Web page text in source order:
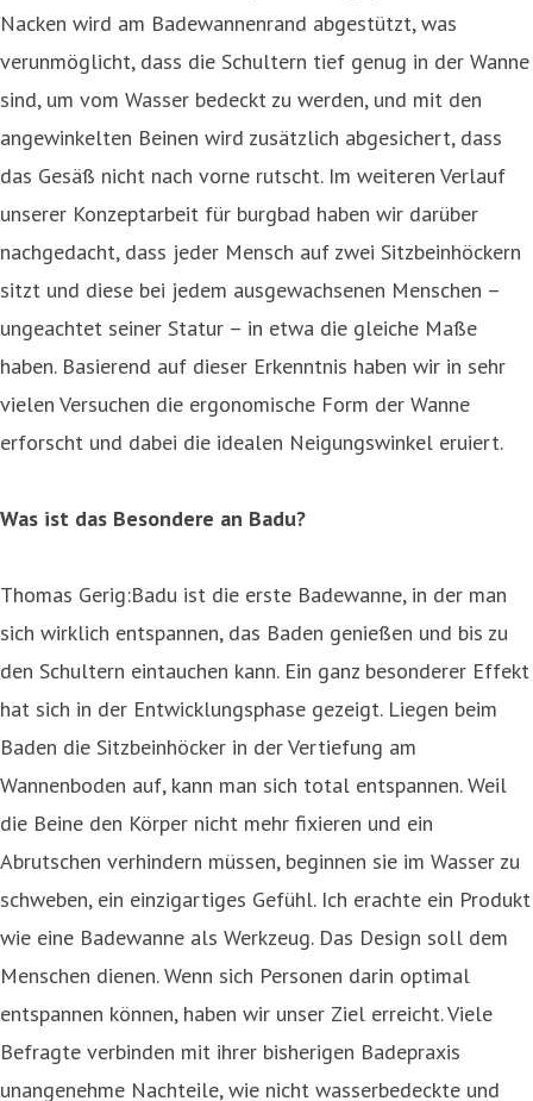
Nacken wird am Badewannenrand abgestützt, was
verunmöglicht, dass die Schultern tief genug in der Wanne
sind, um vom Wasser bedeckt zu werden, und mit den
angewinkelten Beinen wird zusätzlich abgesichert, dass
das Gesäß nicht nach vorne rutscht. Im weiteren Verlauf
unserer Konzeptarbeit für burgbad haben wir darüber
nachgedacht, dass jeder Mensch auf zwei Sitzbeinhöckern
sitzt und diese bei jedem ausgewachsenen Menschen –
ungeachtet seiner Statur – in etwa die gleiche Maße
haben. Basierend auf dieser Erkenntnis haben wir in sehr
vielen Versuchen die ergonomische Form der Wanne
erforscht und dabei die idealen Neigungswinkel eruiert.
Was ist das Besondere an Badu?
Thomas Gerig:Badu ist die erste Badewanne, in der man
sich wirklich entspannen, das Baden genießen und bis zu
den Schultern eintauchen kann. Ein ganz besonderer Effekt
hat sich in der Entwicklungsphase gezeigt. Liegen beim
Baden die Sitzbeinhöcker in der Vertiefung am
Wannenboden auf, kann man sich total entspannen. Weil
die Beine den Körper nicht mehr fixieren und ein
Abrutschen verhindern müssen, beginnen sie im Wasser zu
schweben, ein einzigartiges Gefühl. Ich erachte ein Produkt
wie eine Badewanne als Werkzeug. Das Design soll dem
Menschen dienen. Wenn sich Personen darin optimal
entspannen können, haben wir unser Ziel erreicht. Viele
Befragte verbinden mit ihrer bisherigen Badepraxis
unangenehme Nachteile, wie nicht wasserbedeckte und